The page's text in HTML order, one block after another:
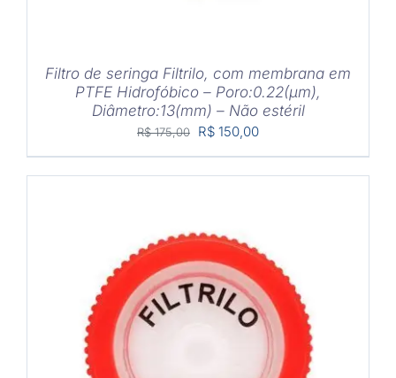
Filtro de seringa Filtrilo, com membrana em
PTFE Hidrofóbico – Poro:0.22(μm),
Diâmetro:13(mm) – Não estéril
R$175,00
O
preço
original
R$ 150,00O
preço
atual